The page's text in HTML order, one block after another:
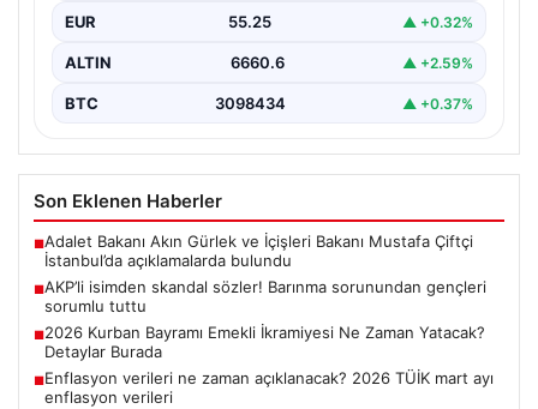
EUR 55.25 ▲ +0.32%
ALTIN 6660.6 ▲ +2.59%
BTC 3098434 ▲ +0.37%
Son Eklenen Haberler
■Adalet Bakanı Akın Gürlek ve İçişleri Bakanı Mustafa Çiftçi
İstanbul’da açıklamalarda bulundu
■AKP’li isimden skandal sözler! Barınma sorunundan gençleri
sorumlu tuttu
■2026 Kurban Bayramı Emekli İkramiyesi Ne Zaman Yatacak?
Detaylar Burada
■Enflasyon verileri ne zaman açıklanacak? 2026 TÜİK mart ayı
enflasyon verileri